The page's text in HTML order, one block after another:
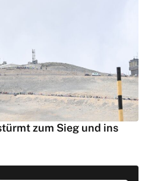
zum Sieg und ins